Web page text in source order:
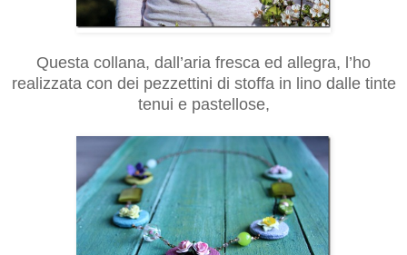
Questa collana, dall’aria fresca ed allegra, l’ho
realizzata con dei pezzettini di stoffa in lino dalle tinte
tenui e pastellose,